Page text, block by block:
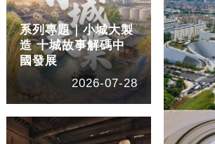
系列專題｜小城大製
造 十城故事解碼中
國發展
2026-07-28